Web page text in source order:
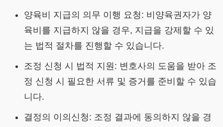
양육비 지급의 의무 이행 요청: 비양육권자가 양
육비를 지급하지 않을 경우, 지급을 강제할 수 있
는 법적 절차를 진행할 수 있습니다.
조정 신청 시 법적 지원: 변호사의 도움을 받아 조
정 신청 시 필요한 서류 및 증거를 준비할 수 있습
니다.
결정의 이의신청: 조정 결과에 동의하지 않을 경